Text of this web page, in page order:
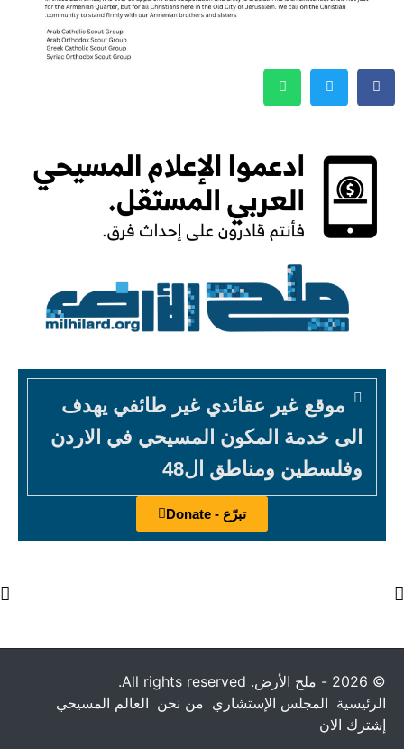
موقع غير عقائدي غير طائفي يهدف
الى خدمة المكون المسيحي في الاردن
وفلسطين ومناطق ال48
تبرّع - Donate
© 2026 - ملح الأرض. All rights reserved.
الرئيسية المجلس الإستشاري من نحن العالم المسيحي
إشترك الان